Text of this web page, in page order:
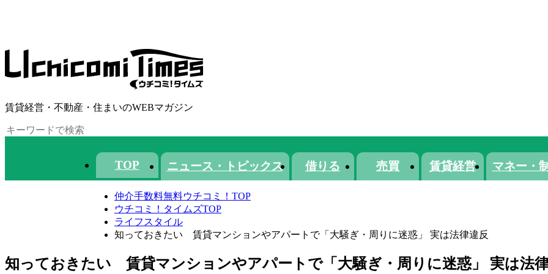
賃貸経営・不動産・住まいのWEBマガジン
TOP ニュース・トピックス 借りる 売買 賃貸経営 マネー・
仲介手数料無料ウチコミ！TOP
ウチコミ！タイムズTOP
ライフスタイル
知っておきたい 賃貸マンションやアパートで「大騒ぎ・周りに迷惑」 実は法律違反
知っておきたい 賃貸マンションやアパートで「大騒ぎ・周りに迷惑」 実は法